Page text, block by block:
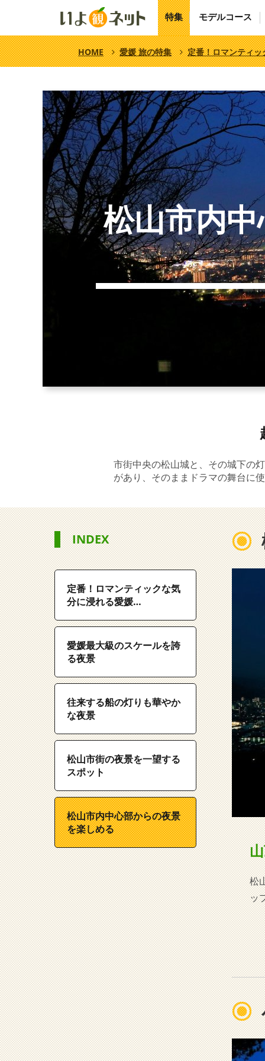
特集 モデルコース
HOME 愛媛 旅の特集 定番！ロマンティ
松山市内
市街中央の松山城と、その城下の
があり、そのままドラマの舞台に
INDEX
定番！ロマンティックな気
分に浸れる愛媛…
愛媛最大級のスケールを誇
る夜景
往来する船の灯りも華やか
な夜景
松山市街の夜景を一望する
スポット
松山市内中心部からの夜景
を楽しめる
松
ッ